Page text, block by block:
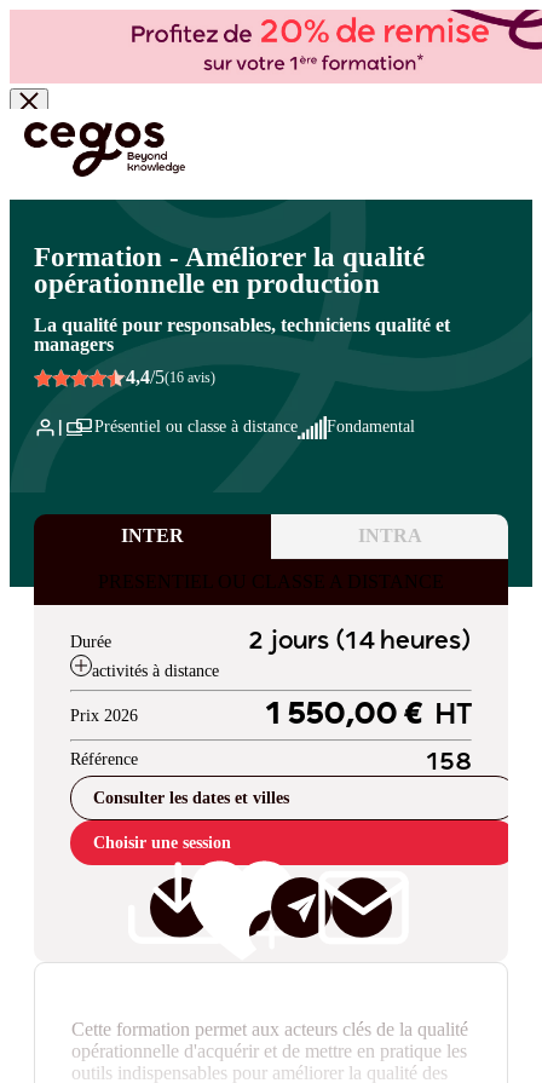
Skip to main content
Vous êtes ici : Accueil >Cegos, organisme de formation à Paris et en régions
Santé - Sécurité - Environnement
Formation - Améliorer la qualité
opérationnelle en production
La qualité pour responsables, techniciens qualité et
managers
4,4/5(16 avis)
Présentiel ou classe à distance Fondamental
INTER INTRA
PRESENTIEL OU CLASSE A DISTANCE
Durée 2 jours (14 heures)
activités à distance
Prix 2026 1 550,00 € HT
Référence 158
Consulter les dates et villes
Choisir une session
Cette formation permet aux acteurs clés de la qualité
opérationnelle d'acquérir et de mettre en pratique les
outils indispensables pour améliorer la qualité des